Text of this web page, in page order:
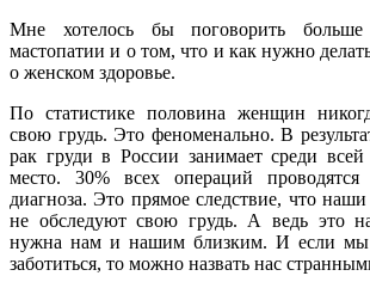
Мне хотелось бы поговорить
мастопатии и о том, что и как нужно
о женском здоровье.
По статистике половина женщин
свою грудь. Это феноменально. В
рак груди в России занимает среди
место. 30% всех операций
диагноза. Это прямое следствие, что
не обследуют свою грудь. А ведь это
нужна нам и нашим близким. И если мы
заботиться, то можно назвать нас